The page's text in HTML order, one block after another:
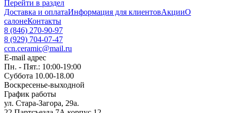
Перейти в раздел
Доставка и оплатаИнформация для клиентовАкцииО
салонеКонтакты
8 (846) 270-90-97
8 (929) 704-07-47
ccn.ceramic@mail.ru
E-mail адрес
Пн. - Пят.: 10:00-19:00
Суббота 10.00-18.00
Воскресенье-выходной
График работы
ул. Стара-Загора, 29а.